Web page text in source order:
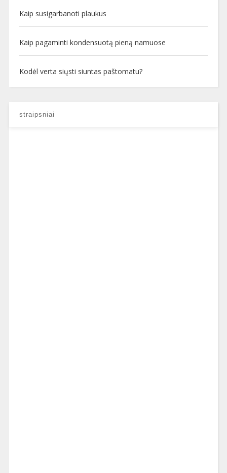
Kaip susigarbanoti plaukus
Kaip pagaminti kondensuotą pieną namuose
Kodėl verta siųsti siuntas paštomatu?
straipsniai